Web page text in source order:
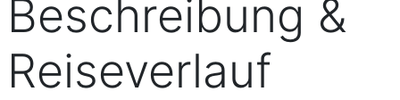
Beschreibung &
Reiseverlauf